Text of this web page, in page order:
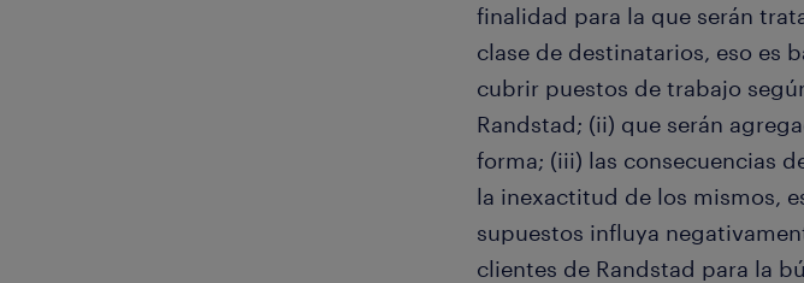
finalidad para la que serán
clase de destinatarios, eso es
cubrir puestos de trabajo
Randstad; (ii) que serán
forma; (iii) las consecuencias
la inexactitud de los mismos,
supuestos influya
clientes de Randstad para la